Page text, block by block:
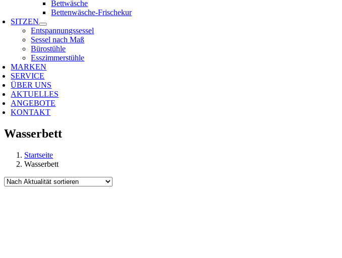
Bettwäsche
Bettenwäsche-Frischekur
SITZEN
Entspannungssessel
Sessel nach Maß
Bürostühle
Esszimmerstühle
MARKEN
SERVICE
ÜBER UNS
AKTUELLES
ANGEBOTE
KONTAKT
Wasserbett
Startseite
Wasserbett